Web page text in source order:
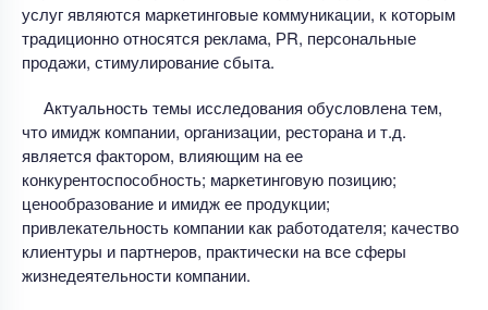
услуг являются маркетинговые коммуникации, к которым
традиционно относятся реклама, РR, персональные
продажи, стимулирование сбыта.
Актуальность темы исследования обусловлена тем,
что имидж компании, организации, ресторана и т.д.
является фактором, влияющим на ее
конкурентоспособность; маркетинговую позицию;
ценообразование и имидж ее продукции;
привлекательность компании как работодателя; качество
клиентуры и партнеров, практически на все сферы
жизнедеятельности компании.